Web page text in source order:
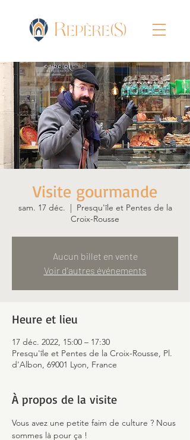
Visite gourmande
sam. 17 déc.
  |
Presqu'île et Pentes de la
Croix-Rousse
Aucun billet en vente
Voir d'autres événements
Heure et lieu
17 déc. 2022, 15:00 – 17:30
Presqu'île et Pentes de la Croix-Rousse, Pl.
d'Albon, 69001 Lyon, France
À propos de la visite
Vous avez une petite faim de culture ? Nous
sommes là pour ça !